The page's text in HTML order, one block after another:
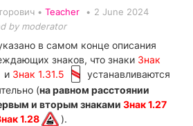
• Teacher • 2 June 2024
by moderator
в самом конце описания
знаков, что знаки Знак
и Знак 1.31.5
устанавливаются
(на равном расстоянии
и вторым знаками Знак 1.27
1.28 ).